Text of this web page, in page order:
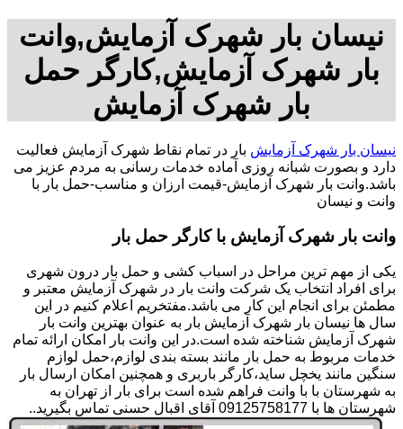
نیسان بار شهرک آزمایش,وانت
بار شهرک آزمایش,کارگر حمل
بار شهرک آزمایش
نیسان بار شهرک آزمایش بار در تمام نقاط شهرک آزمایش فعالیت
دارد و بصورت شبانه روزی آماده خدمات رسانی به مردم عزیز می
باشد.وانت بار شهرک آزمایش-قیمت ارزان و مناسب-حمل بار با
وانت و نیسان
وانت بار شهرک آزمایش با کارگر حمل بار
یکی از مهم ترین مراحل در اسباب کشی و حمل بار درون شهری
برای افراد انتخاب یک شرکت وانت بار در شهرک آزمایش معتبر و
مطمئن برای انجام این کار می باشد.مفتخریم اعلام کنیم در این
سال ها نیسان بار شهرک آزمایش بار به عنوان بهترین وانت بار
شهرک آزمایش شناخته شده است.در این وانت بار امکان ارائه تمام
خدمات مربوط به حمل بار مانند بسته بندی لوازم،حمل لوازم
سنگین مانند یخچل ساید،کارگر باربری و همچنین امکان ارسال بار
به شهرستان با با وانت فراهم شده است برای بار از تهران به
شهرستان ها با 09125758177 آقای اقبال حسنی تماس بگیرید..